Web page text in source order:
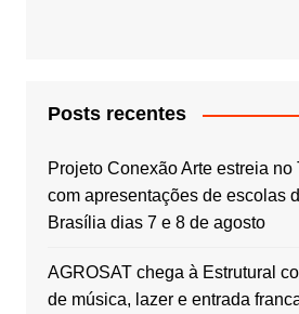
Posts recentes
Projeto Conexão Arte estreia no
com apresentações de escolas
Brasília dias 7 e 8 de agosto
AGROSAT chega à Estrutural
de música, lazer e entrada